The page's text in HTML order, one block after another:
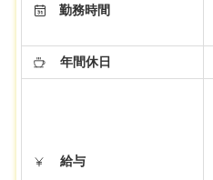
勤務時間
年間休日
給与